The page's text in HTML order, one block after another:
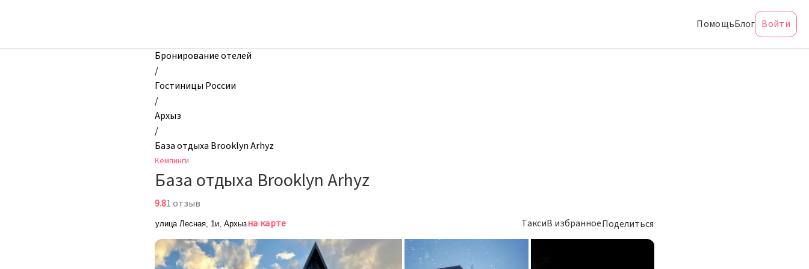
База
ПомощьБлог Войти
Бронирование отелей
/
Гостиницы России
/
Архыз
/
База отдыха Brooklyn Arhyz
Кемпинги
База отдыха Brooklyn Arhyz
9.81 отзыв
улица Лесная, 1и, Архызна карте ТаксиВ избранноеПоделиться